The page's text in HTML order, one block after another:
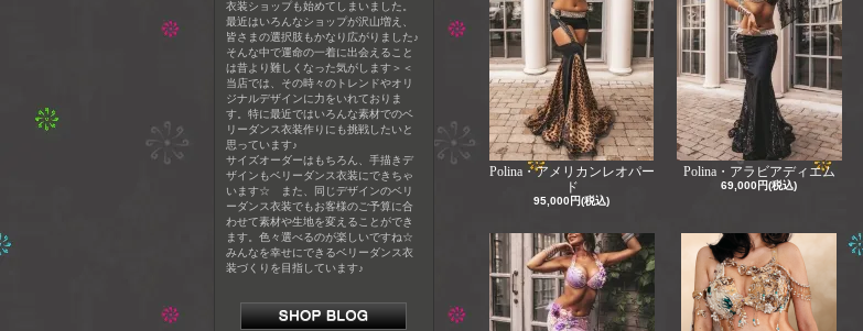
衣装ショップも始めてしまいました。
最近はいろんなショップが沢山増え、
皆さまの選択肢もかなり広がりました♪
そんな中で運命の一着に出会えること
は昔より難しくなった気がします＞＜
当店では、その時々のトレンドやオリ
ジナルデザインに力をいれておりま
す。特に最近ではいろんな素材でのベ
リーダンス衣装作りにも挑戦したいと
思っています♪
サイズオーダーはもちろん、手描きデ
ザインもベリーダンス衣装にできちゃ
います☆ また、同じデザインのベリ
ーダンス衣装でもお客様のご予算に合
わせて素材や生地を変えることができ
ます。色々選べるのが楽しいですね☆
みんなを幸せにできるベリーダンス衣
装づくりを目指しています♪
Polina・アメリカンレオパー
ド
95,000円(税込)
Polina・アラビアディエム
69,000円(税込)